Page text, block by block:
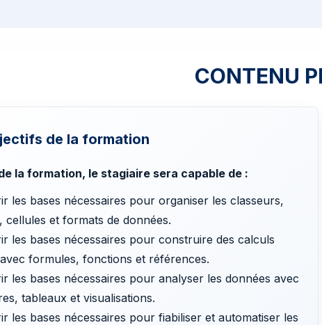
CONTENU
de la formation
la formation, le stagiaire sera capable de :
les bases nécessaires pour organiser les classeurs,
cellules et formats de données.
les bases nécessaires pour construire des calculs
formules, fonctions et références.
les bases nécessaires pour analyser les données avec
tableaux et visualisations.
les bases nécessaires pour fiabiliser et automatiser les